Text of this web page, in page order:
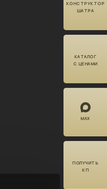
КОНСТРУКТОР
ШАТРА
КАТАЛОГ
С ЦЕНАМИ
MAX
ПОЛУЧИТЬ
КП